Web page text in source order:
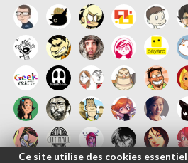
Ce site utilise des cookies